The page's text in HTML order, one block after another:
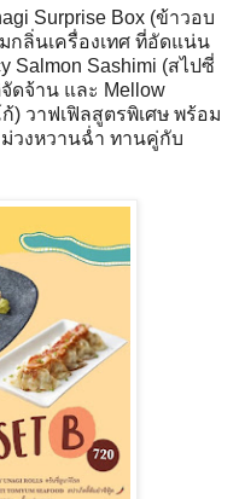
Surprise Box (ข้าวอบ
กลิ่นเครื่องเทศ ที่อัดแน่น
Salmon Sashimi (สไปซี่
จ้าน และ Mellow
) วาฟเฟิลสูตรพิเศษ พร้อม
วงหวานฉ่ำ ทานคู่กับ